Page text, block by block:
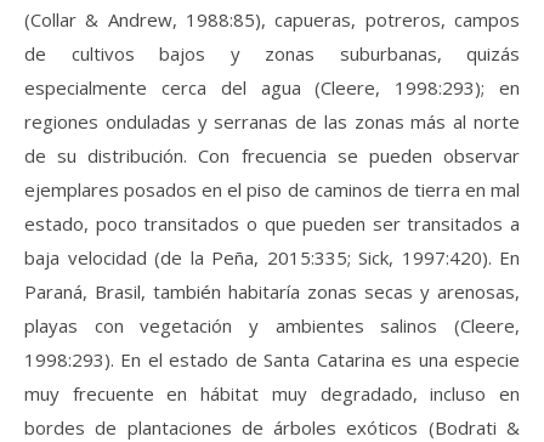
(Collar & Andrew, 1988:85), capueras, potreros, campos
de cultivos bajos y zonas suburbanas, quizás
especialmente cerca del agua (Cleere, 1998:293); en
regiones onduladas y serranas de las zonas más al norte
de su distribución. Con frecuencia se pueden observar
ejemplares posados en el piso de caminos de tierra en mal
estado, poco transitados o que pueden ser transitados a
baja velocidad (de la Peña, 2015:335; Sick, 1997:420). En
Paraná, Brasil, también habitaría zonas secas y arenosas,
playas con vegetación y ambientes salinos (Cleere,
1998:293). En el estado de Santa Catarina es una especie
muy frecuente en hábitat muy degradado, incluso en
bordes de plantaciones de árboles exóticos (Bodrati &